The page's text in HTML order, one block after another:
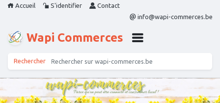
Accueil S'identifier
Contact
info@wapi-commerces.be
Wapi Commerces